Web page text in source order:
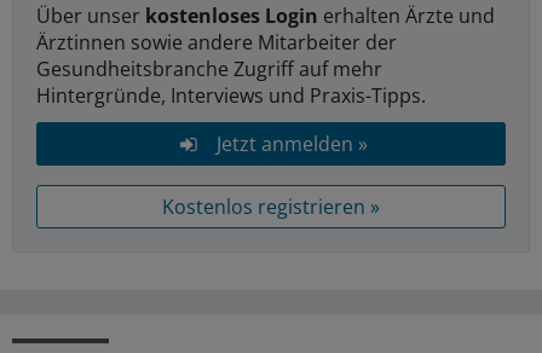
Über unser kostenloses Login erhalten Ärzte und
Ärztinnen sowie andere Mitarbeiter der
Gesundheitsbranche Zugriff auf mehr
Hintergründe, Interviews und Praxis-Tipps.
Jetzt anmelden »
Kostenlos registrieren »